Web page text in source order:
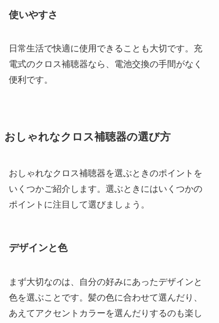
使いやすさ
日常生活で快適に使用できることも大切です。充
電式のクロス補聴器なら、電池交換の手間がなく
便利です。
おしゃれなクロス補聴器の選び方
おしゃれなクロス補聴器を選ぶときのポイントを
いくつかご紹介します。選ぶときにはいくつかの
ポイントに注目して選びましょう。
デザインと色
まず大切なのは、自分の好みにあったデザインと
色を選ぶことです。髪の色に合わせて選んだり、
あえてアクセントカラーを選んだりするのも楽し